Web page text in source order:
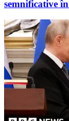
semnificative